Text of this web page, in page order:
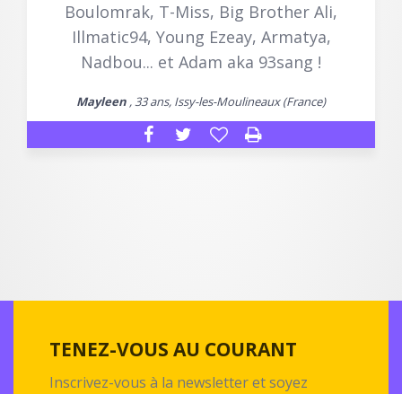
Boulomrak, T-Miss, Big Brother Ali,
Illmatic94, Young Ezeay, Armatya,
Nadbou... et Adam aka 93sang !
Mayleen , 33 ans, Issy-les-Moulineaux (France)
TENEZ-VOUS AU COURANT
Inscrivez-vous à la newsletter et soyez